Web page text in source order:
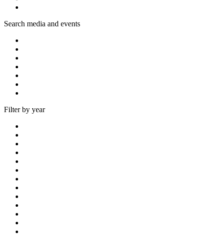
Search media and events
Filter by year